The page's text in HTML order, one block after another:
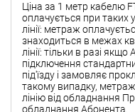
Ціна за 1 метр кабелю
оплачується при таких
лінії: метраж
знаходиться в межах
лінії: тільки в разі
підключення
під'їзду і замовляє
такому випадку,
лінію від обладнання
обладнання Абонента.